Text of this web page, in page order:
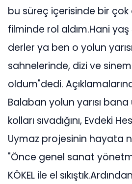
bu süreç içerisinde bir çok
filminde rol aldım.Hani yaş
derler ya ben o yolun
sahnelerinde, dizi ve
oldum"dedi.
Balaban yolun yarısı
kolları sıvadığını, Evdeki
Uymaz projesinin hayata
"Önce genel sanat
KÖKEL ile el